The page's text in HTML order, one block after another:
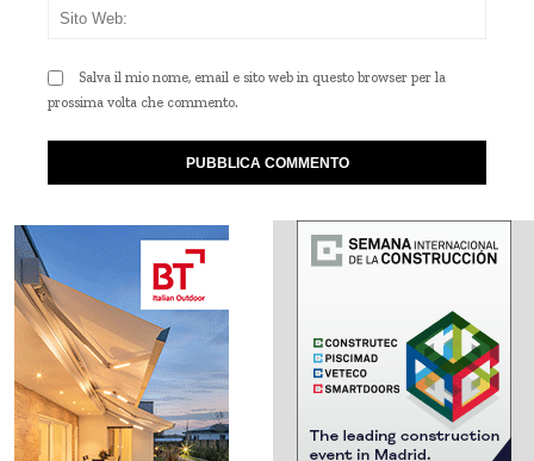
Salva il mio nome, email e sito web in questo browser per la
prossima volta che commento.